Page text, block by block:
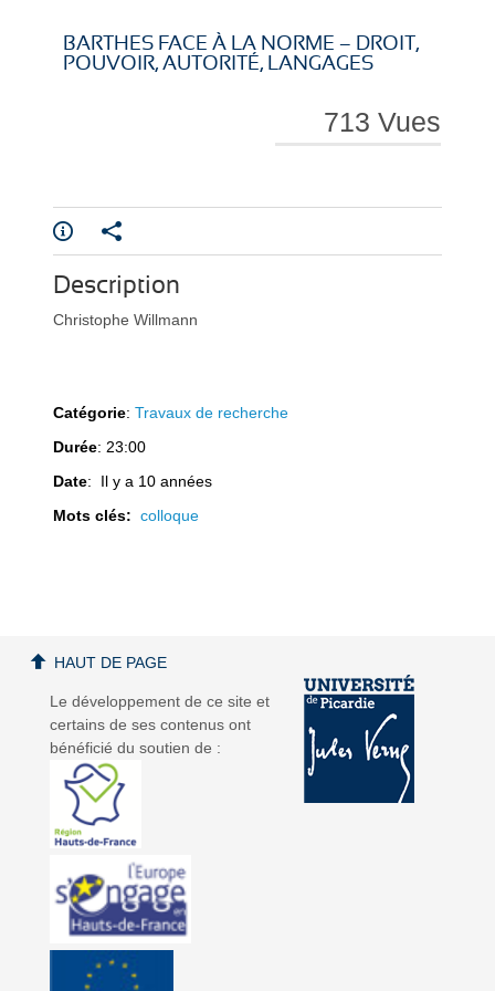
i
v
i
v
BARTHES FACE À LA NORME – DROIT,
POUVOIR, AUTORITÉ, LANGAGES
713 Vues
Description
Christophe Willmann
Catégorie:Travaux de recherche
Durée: 23:00
Date: Il y a 10 années
Mots clés:colloque
Le développement de ce site et
certains de ses contenus ont
bénéficié du soutien de :
HAUT DE PAGE